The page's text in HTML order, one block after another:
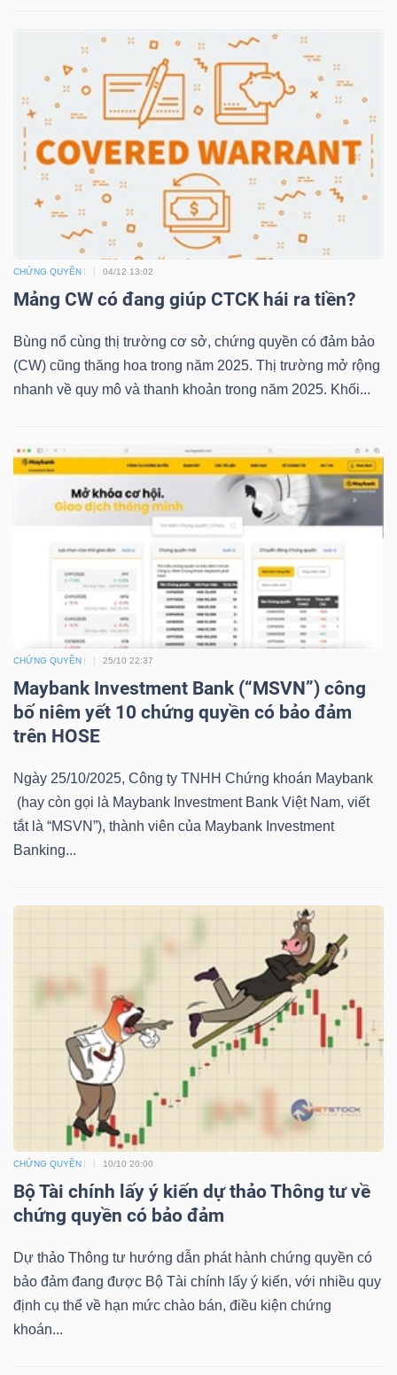
CHỨNG QUYỀN 04/12 13:02
Mảng CW có đang giúp CTCK hái ra tiền?
Bùng nổ cùng thị trường cơ sở, chứng quyền có đảm bảo
(CW) cũng thăng hoa trong năm 2025. Thị trường mở rộng
nhanh về quy mô và thanh khoản trong năm 2025. Khối...
CHỨNG QUYỀN 25/10 22:37
Maybank Investment Bank (“MSVN”) công
bố niêm yết 10 chứng quyền có bảo đảm
trên HOSE
Ngày 25/10/2025, Công ty TNHH Chứng khoán Maybank
(hay còn gọi là Maybank Investment Bank Việt Nam, viết
tắt là “MSVN”), thành viên của Maybank Investment
Banking...
CHỨNG QUYỀN 10/10 20:00
Bộ Tài chính lấy ý kiến dự thảo Thông tư về
chứng quyền có bảo đảm
Dự thảo Thông tư hướng dẫn phát hành chứng quyền có
bảo đảm đang được Bộ Tài chính lấy ý kiến, với nhiều quy
định cụ thể về hạn mức chào bán, điều kiện chứng
khoán...
PHIẾU
PHÁI
SINH
PHIẾU
CÔNG
CỤ
Ngành
(-)
VS-
SECTOR
NĂNG
NGUYÊN
CÔNG
TIÊU
DÙNG
KHÔNG